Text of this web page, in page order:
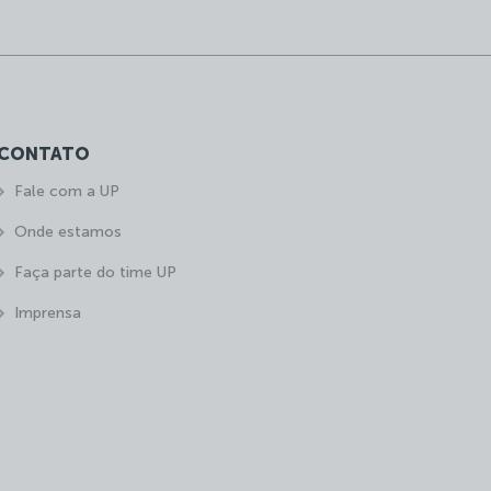
Fale com a UP
Onde estamos
Faça parte do time UP
Imprensa